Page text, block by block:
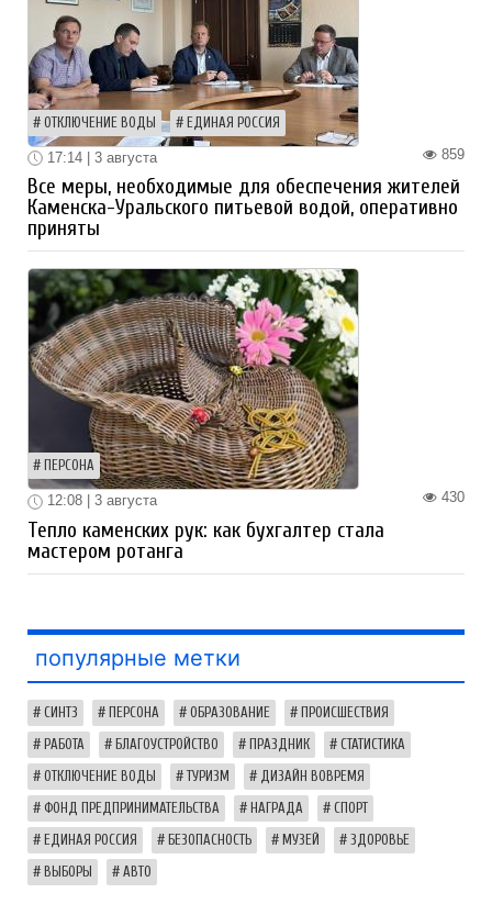
ОТКЛЮЧЕНИЕ ВОДЫ ЕДИНАЯ РОССИЯ
859
17:14 | 3 августа
Все меры, необходимые для обеспечения жителей
Каменска-Уральского питьевой водой, оперативно
приняты
ПЕРСОНА
430
12:08 | 3 августа
Тепло каменских рук: как бухгалтер стала
мастером ротанга
популярные метки
СИНТЗ ПЕРСОНА ОБРАЗОВАНИЕ ПРОИСШЕСТВИЯ
РАБОТА БЛАГОУСТРОЙСТВО ПРАЗДНИК СТАТИСТИКА
ОТКЛЮЧЕНИЕ ВОДЫ ТУРИЗМ ДИЗАЙН ВОВРЕМЯ
ФОНД ПРЕДПРИНИМАТЕЛЬСТВА НАГРАДА СПОРТ
ЕДИНАЯ РОССИЯ БЕЗОПАСНОСТЬ МУЗЕЙ ЗДОРОВЬЕ
ВЫБОРЫ АВТО